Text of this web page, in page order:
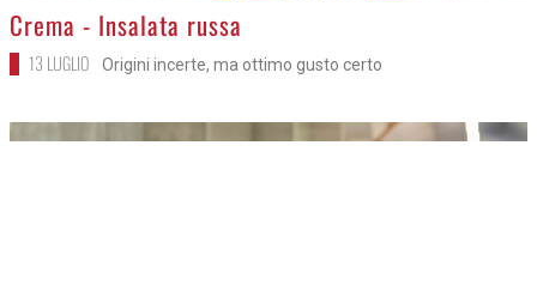
>
Crema - Insalata russa
13 LUGLIO Origini incerte, ma ottimo gusto certo